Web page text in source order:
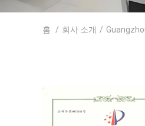
홈 / 회사 소개 /